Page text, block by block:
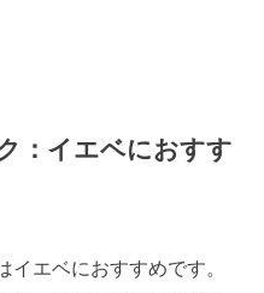
：イエベにおすす
エベにおすすめです。